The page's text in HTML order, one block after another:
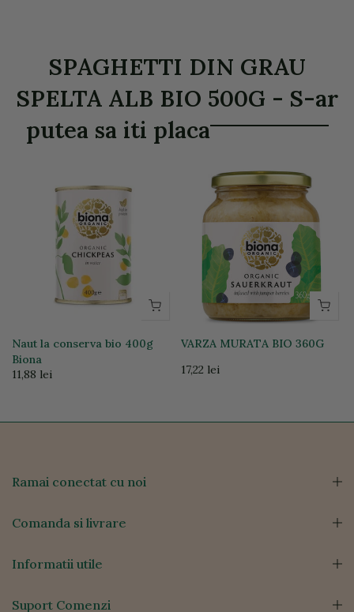
SPAGHETTI DIN GRAU
SPELTA ALB BIO 500G - S-ar
putea sa iti placa
Naut la conserva bio 400g
Biona
11,88 lei
VARZA MURATA BIO 360G
17,22 lei
Ramai conectat cu noi
Comanda si livrare
Informatii utile
Suport Comenzi